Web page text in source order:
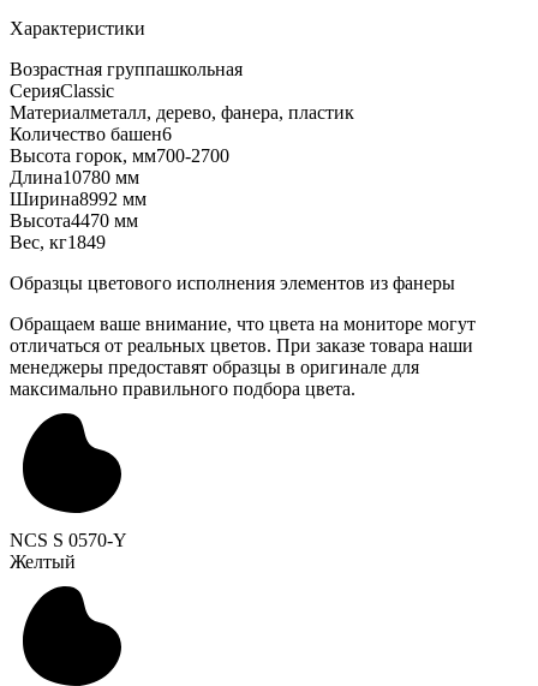
Характеристики
Возрастная группашкольная
СерияClassic
Материалметалл, дерево, фанера, пластик
Количество башен6
Высота горок, мм700-2700
Длина10780 мм
Ширина8992 мм
Высота4470 мм
Вес, кг1849
Образцы цветового исполнения элементов из фанеры
Обращаем ваше внимание, что цвета на мониторе могут
отличаться от реальных цветов. При заказе товара наши
менеджеры предоставят образцы в оригинале для
максимально правильного подбора цвета.
NCS S 0570-Y
Желтый